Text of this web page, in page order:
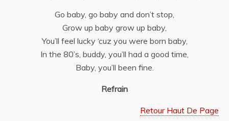
Go baby, go baby and don’t stop,
Grow up baby grow up baby,
You’ll feel lucky ‘cuz you were born baby,
In the 80’s, buddy, you’ll had a good time,
Baby, you’ll been fine.
Refrain
Retour Haut De Page